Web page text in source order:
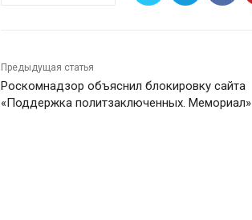
Предыдущая статья
Роскомнадзор объяснил блокировку сайта
«Поддержка политзаключенных. Мемориал»